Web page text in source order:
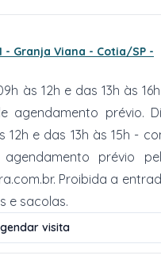
- Granja Viana - Cotia/SP -
às 12h e das 13h às
agendamento prévio.
e das 13h às 15h -
prévio
. Proibida a
e sacolas.
visita